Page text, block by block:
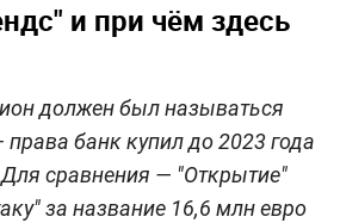
и при чём здесь
должен был называться
банк купил до 2023 года
сравнения — "Открытие"
за название 16,6 млн евро